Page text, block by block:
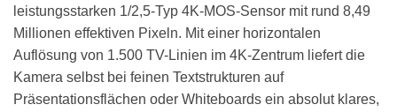
leistungsstarken 1/2,5-Typ 4K-MOS-Sensor mit rund 8,49
Millionen effektiven Pixeln. Mit einer horizontalen
Auflösung von 1.500 TV-Linien im 4K-Zentrum liefert die
Kamera selbst bei feinen Textstrukturen auf
Präsentationsflächen oder Whiteboards ein absolut klares,